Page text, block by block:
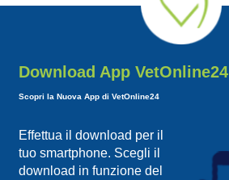
Download App VetOnline24
Scopri la Nuova App di VetOnline24
Effettua il download per il
tuo smartphone. Scegli il
download in funzione del